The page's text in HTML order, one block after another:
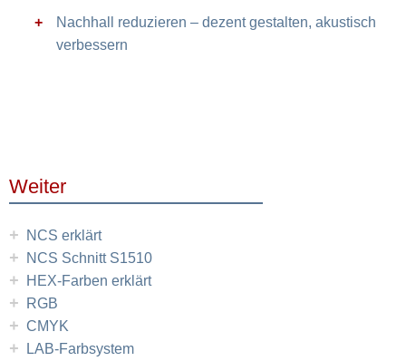
Nachhall reduzieren – dezent gestalten, akustisch
verbessern
Weiter
+ NCS erklärt
+ NCS Schnitt S1510
+ HEX-Farben erklärt
+ RGB
+ CMYK
+ LAB-Farbsystem